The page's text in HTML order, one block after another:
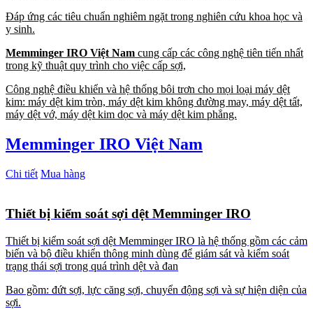
Đáp ứng các tiêu chuẩn nghiêm ngặt trong nghiên cứu khoa học và
y sinh.
Memminger IRO Việt Nam cung cấp các công nghệ tiên tiến nhất
trong kỹ thuật quy trình cho việc cấp sợi,
Công nghệ điều khiển và hệ thống bôi trơn cho mọi loại máy dệt
kim: máy dệt kim tròn, máy dệt kim không đường may, máy dệt tất,
máy dệt vớ, máy dệt kim dọc và máy dệt kim phẳng.
Memminger IRO Việt Nam
Chi tiết Mua hàng
Thiết bị kiểm soát sợi dệt Memminger IRO
Thiết bị kiểm soát sợi dệt Memminger IRO là hệ thống gồm các cảm
biến và bộ điều khiển thông minh dùng để giám sát và kiểm soát
trạng thái sợi trong quá trình dệt và đan
Bao gồm: đứt sợi, lực căng sợi, chuyển động sợi và sự hiện diện của
sợi.